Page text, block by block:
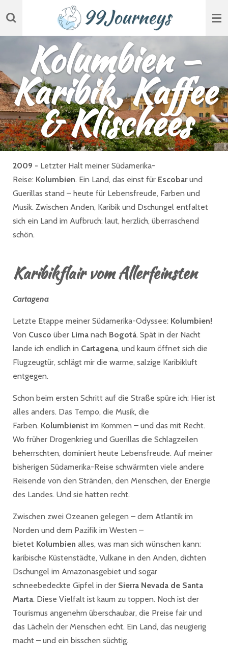
Zum
Hauptinhalt
Kolumbien –
Karibik, Kaffee
& Klischees
2009 - Letzter Halt meiner Südamerika-
Reise: Kolumbien. Ein Land, das einst für Escobarund
Guerillas stand – heute für Lebensfreude, Farben und
Musik. Zwischen Anden, Karibik und Dschungel entfaltet
sich ein Land im Aufbruch: laut, herzlich, überraschend
schön.
Karibikflair vom Allerfeinsten
Cartagena
Letzte Etappe meiner Südamerika-Odyssee: Kolumbien!
Von Cusco über Lima nach Bogotá. Spät in der Nacht
lande ich endlich in Cartagena, und kaum öffnet sich die
Flugzeugtür, schlägt mir die warme, salzige Karibikluft
entgegen.
Schon beim ersten Schritt auf die Straße spüre ich: Hier ist
alles anders. Das Tempo, die Musik, die
Farben. Kolumbienist im Kommen – und das mit Recht.
Wo früher Drogenkrieg und Guerillas die Schlagzeilen
beherrschten, dominiert heute Lebensfreude. Auf meiner
bisherigen Südamerika-Reise schwärmten viele andere
Reisende von den Stränden, den Menschen, der Energie
des Landes. Und sie hatten recht.
Zwischen zwei Ozeanen gelegen – dem Atlantik im
Norden und dem Pazifik im Westen –
bietet Kolumbien alles, was man sich wünschen kann:
karibische Küstenstädte, Vulkane in den Anden, dichten
Dschungel im Amazonasgebiet und sogar
schneebedeckte Gipfel in der Sierra Nevada de Santa
Marta. Diese Vielfalt ist kaum zu toppen. Noch ist der
Tourismus angenehm überschaubar, die Preise fair und
das Lächeln der Menschen echt. Ein Land, das neugierig
macht – und ein bisschen süchtig.